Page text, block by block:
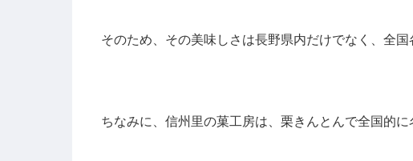
そのため、その美味しさは長野県内だけでなく、全国
ちなみに、信州里の菓工房は、栗きんとんで全国的に